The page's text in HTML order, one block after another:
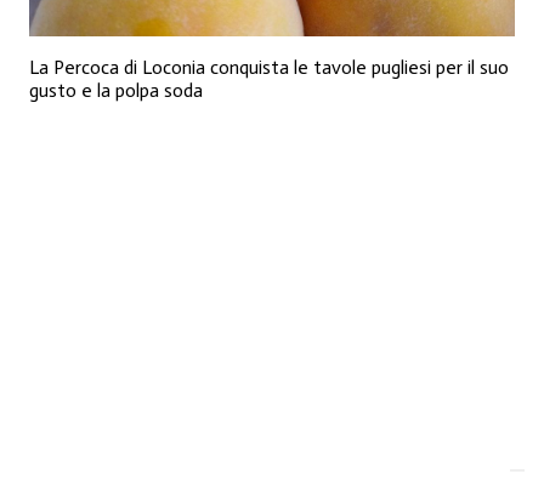
La Percoca di Loconia conquista le tavole pugliesi per il suo
gusto e la polpa soda